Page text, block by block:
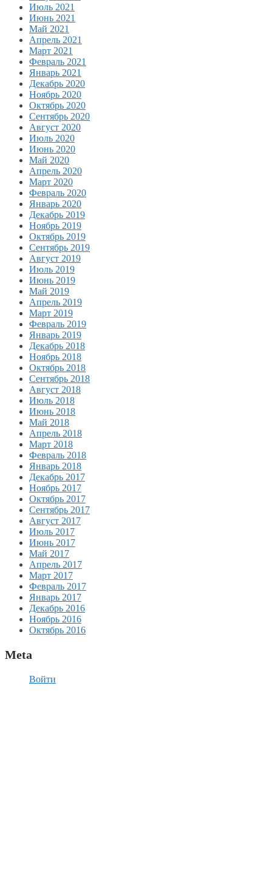
Июль 2021
Июнь 2021
Май 2021
Апрель 2021
Март 2021
Февраль 2021
Январь 2021
Декабрь 2020
Ноябрь 2020
Октябрь 2020
Сентябрь 2020
Август 2020
Июль 2020
Июнь 2020
Май 2020
Апрель 2020
Март 2020
Февраль 2020
Январь 2020
Декабрь 2019
Ноябрь 2019
Октябрь 2019
Сентябрь 2019
Август 2019
Июль 2019
Июнь 2019
Май 2019
Апрель 2019
Март 2019
Февраль 2019
Январь 2019
Декабрь 2018
Ноябрь 2018
Октябрь 2018
Сентябрь 2018
Август 2018
Июль 2018
Июнь 2018
Май 2018
Апрель 2018
Март 2018
Февраль 2018
Январь 2018
Декабрь 2017
Ноябрь 2017
Октябрь 2017
Сентябрь 2017
Август 2017
Июль 2017
Июнь 2017
Май 2017
Апрель 2017
Март 2017
Февраль 2017
Январь 2017
Декабрь 2016
Ноябрь 2016
Октябрь 2016
Meta
Войти